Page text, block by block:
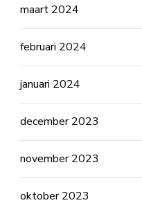
maart 2024
februari 2024
januari 2024
december 2023
november 2023
oktober 2023